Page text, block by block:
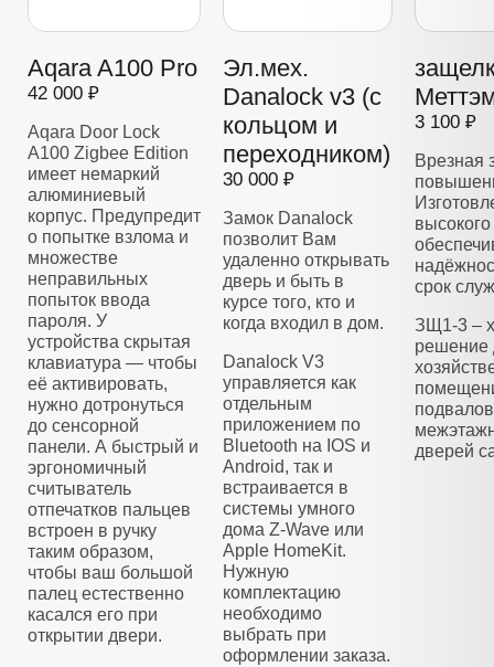
Aqara A100 Pro
42 000 ₽
Aqara Door Lock
A100 Zigbee Edition
имеет немаркий
алюминиевый
корпус. Предупредит
о попытке взлома и
множестве
неправильных
попыток ввода
пароля. У
устройства скрытая
клавиатура — чтобы
её активировать,
нужно дотронуться
до сенсорной
панели. А быстрый и
эргономичный
считыватель
отпечатков пальцев
встроен в ручку
таким образом,
чтобы ваш большой
палец естественно
касался его при
открытии двери.
Эл.мех.
Danalock v3 (с
кольцом и
переходником)
30 000 ₽
Замок Danalock
позволит Вам
удаленно открывать
дверь и быть в
курсе того, кто и
когда входил в дом.
Danalock V3
управляется как
отдельным
приложением по
Bluetooth на IOS и
Android, так и
встраивается в
системы умного
дома Z-Wave или
Apple HomeKit.
Нужную
комплектацию
необходимо
выбрать при
оформлении заказа.
3 100 ₽
Врезная
высокого
срок
ЗЩ1-3 –
решение
дверей